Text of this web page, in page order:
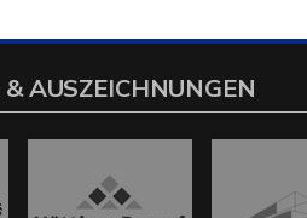
AUSZEICHNUNGEN